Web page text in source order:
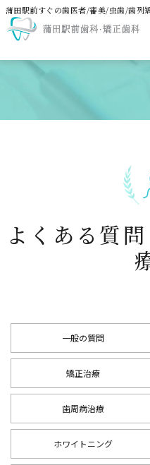
よくある質
一般の質問
矯正治療
歯周病治療
ホワイトニング
蒲田駅前すぐの歯医者/審美/虫歯/歯列